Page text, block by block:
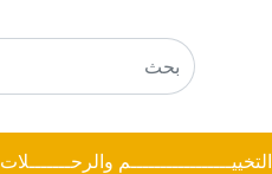
التخييـــــــــــــــــم والرحـــــــلات